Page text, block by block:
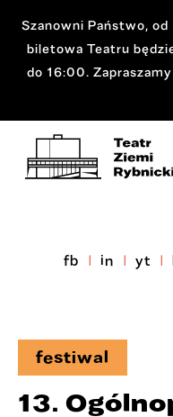
Szanowni Państwo,
biletowa Teatru
do 16:00.
fb in yt
festiwal
13.